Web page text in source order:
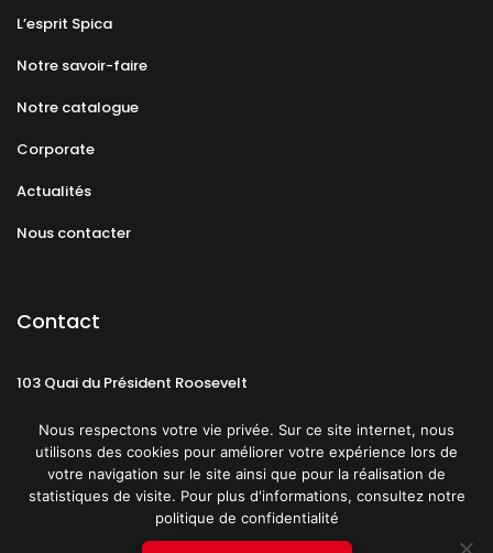
L’esprit Spica
Notre savoir-faire
Notre catalogue
Corporate
Actualités
Nous contacter
Contact
103 Quai du Président Roosevelt
CGU Politique de confidentialité
Nous respectons votre vie privée. Sur ce site internet, nous
utilisons des cookies pour améliorer votre expérience lors de
votre navigation sur le site ainsi que pour la réalisation de
statistiques de visite. Pour plus d'informations, consultez notre
politique de confidentialité